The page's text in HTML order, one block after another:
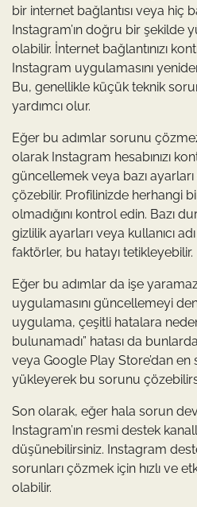
bir internet bağlantısı veya hiç
Instagram’ın doğru bir şekilde
olabilir. İnternet bağlantınızı
Instagram uygulamasını
Bu, genellikle küçük teknik
yardımcı olur.
Eğer bu adımlar sorunu
olarak Instagram hesabınızı
güncellemek veya bazı
çözebilir. Profilinizde herhangi
olmadığını kontrol edin. Bazı
gizlilik ayarları veya kullanıcı
faktörler, bu hatayı tetikleyebilir.
Eğer bu adımlar da işe
uygulamasını güncellemeyi
uygulama, çeşitli hatalara
bulunamadı” hatası da
veya Google Play Store’dan
yükleyerek bu sorunu
Son olarak, eğer hala sorun
Instagram’ın resmi destek
düşünebilirsiniz. Instagram
sorunları çözmek için hızlı ve
olabilir.